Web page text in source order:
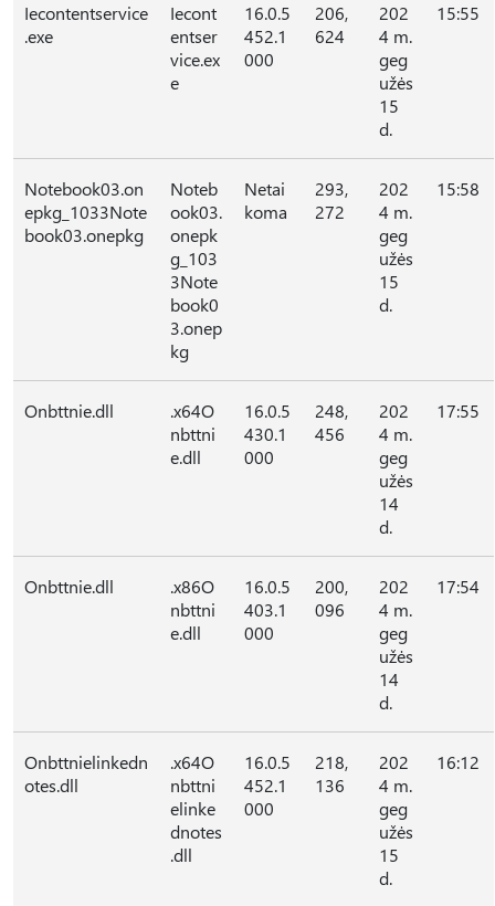
Iecontentservice
.exe
Iecont
entser
vice.ex
e
16.0.5
452.1
000
206,
624
202
4 m.
geg
užės
15
d.
15:55
Notebook03.on
epkg_1033Note
book03.onepkg
Noteb
ook03.
onepk
g_103
3Note
book0
3.onep
kg
Netai
koma
293,
272
202
4 m.
geg
užės
15
d.
15:58
Onbttnie.dll
.x64O
nbttni
e.dll
16.0.5
430.1
000
248,
456
202
4 m.
geg
užės
14
d.
17:55
Onbttnie.dll
.x86O
nbttni
e.dll
16.0.5
403.1
000
200,
096
202
4 m.
geg
užės
14
d.
17:54
Onbttnielinkedn
otes.dll
.x64O
nbttni
elinke
dnotes
.dll
16.0.5
452.1
000
218,
136
202
4 m.
geg
užės
15
d.
16:12